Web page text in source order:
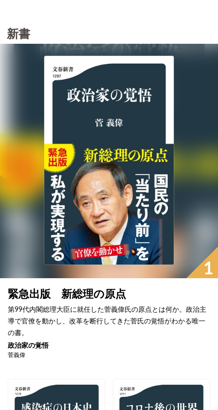
新書
1
緊急出版 新総理の原点
第99代内閣総理大臣に就任した菅義偉氏の原点とは何か。政治主
導で官僚を動かし、改革を断行してきた菅氏の覚悟がわかる唯一
の書。
政治家の覚悟
菅義偉